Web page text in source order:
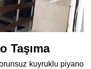
Taşıma
kuyruklu piyano